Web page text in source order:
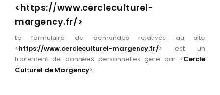
<https://www.cercleculturel-
margency.fr/>
Le formulaire de demandes relatives au site
<https://www.cercleculturel-margency.fr/> est un
traitement de données personnelles géré par <Cercle
Culturel de Margency>.